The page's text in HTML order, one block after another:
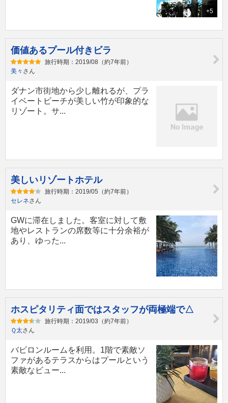
+5
価値あるプール付きビラ
旅行時期：2019/08（約7年前）
美々 さん
ダナン市街地から少し離れるが、プラ
イベートビーチが美しい竹が印象的な
リゾート。サ...
美しいリゾートホテル
旅行時期：2019/05（約7年前）
セレネさん
GWに滞在しました。客室に対して敷
地やレストランの席数等に十分余裕が
あり、ゆった...
ホスピタリティ面ではスタッフが両極端で△
旅行時期：2019/03（約7年前）
Ｑ太さん
バビロンルームを利用。1階で素敵ソ
ファがあるテラスからはプールという
素敵なビュー...